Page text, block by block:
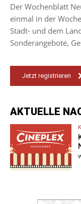
Der Wochenblatt
einmal in der
Stadt- und dem
Sonderangebote,
Jetzt registrieren
AKTUELLE